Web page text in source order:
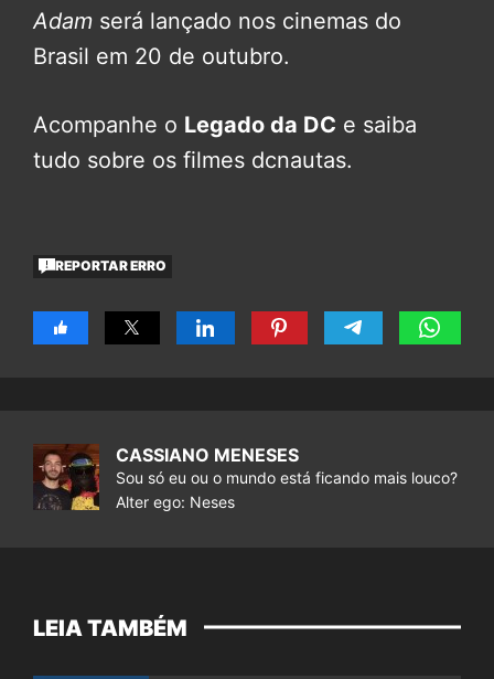
Adam será lançado nos cinemas do
Brasil em 20 de outubro.
Acompanhe o Legado da DC e saiba
tudo sobre os filmes dcnautas.
REPORTAR ERRO
CASSIANO MENESES
Sou só eu ou o mundo está ficando mais louco?
Alter ego: Neses
LEIA TAMBÉM